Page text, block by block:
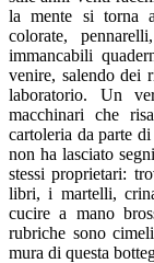
la mente si torna
colorate,
immancabili
venire, salendo dei
laboratorio. Un
macchinari che
cartoleria da parte
non ha lasciato
stessi proprietari:
libri, i martelli,
cucire a mano
rubriche sono
mura di questa